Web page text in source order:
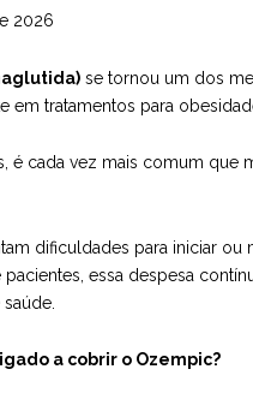
2026
se tornou um dos
em tratamentos para
é cada vez mais comum
dificuldades para iniciar
pacientes, essa despesa
a cobrir o Ozempic?